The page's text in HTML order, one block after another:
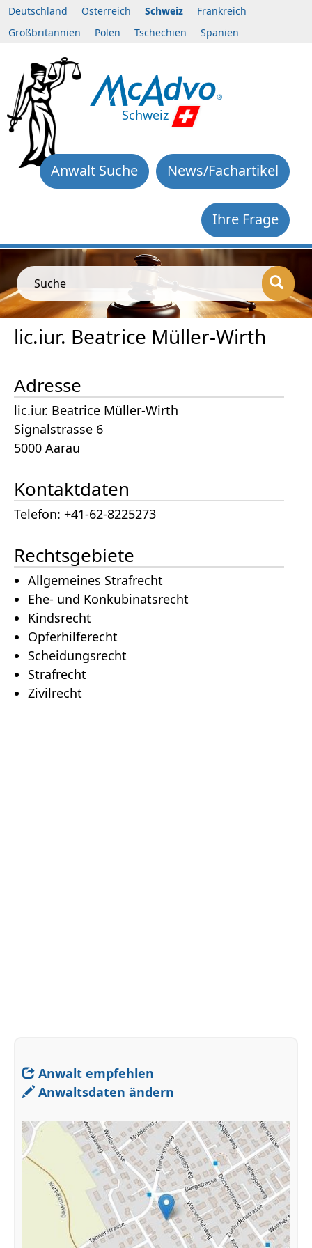
Deutschland Österreich Schweiz
Frankreich
Großbritannien
Polen Tschechien Spanien
Schweiz
News/Fachartikel
Anwalt Suche
Ihre Frage
Suche
lic.iur. Beatrice Müller-Wirth
Adresse
lic.iur. Beatrice Müller-Wirth
Signalstrasse 6
5000 Aarau
Kontaktdaten
Telefon: +41-62-8225273
Rechtsgebiete
Allgemeines Strafrecht
Ehe- und Konkubinatsrecht
Kindsrecht
Opferhilferecht
Scheidungsrecht
Strafrecht
Zivilrecht
Anwalt empfehlen
Anwaltsdaten ändern